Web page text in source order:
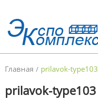
Главная / prilavok-type103
prilavok-type103